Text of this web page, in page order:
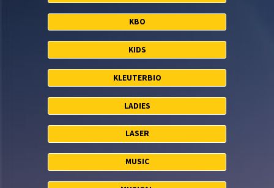
KBO
KIDS
KLEUTERBIO
LADIES
LASER
MUSIC